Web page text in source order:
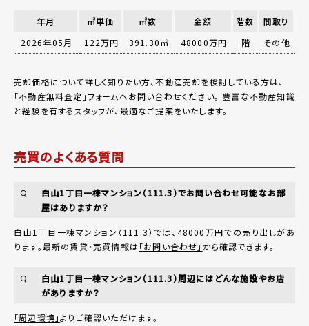
年月 ㎡単価 ㎡数 金額 階数
間取り
2026年05月
122万円 391.30㎡ 48000万円 階 その他
売却価格について詳しく知りたい方、不動産売却を検討している方は、
「不動産無料査定 」フォームへお問い合わせください。 豊富な不動産知識
と経験を有するスタッフが、最適なご提案をいたします。
売買のよくある質問
Q
白山1丁目一棟マンション（111.3）でお問い合わせ可能なお部
屋はありますか？
白山1丁目一棟マンション（111.3）では、48000万円での売り出しがあ
ります。最新の賃貸・売買情報は「お問い合わせ」 から確認できます。
Q
白山1丁目一棟マンション（111.3）周辺にはどんな施設やお店
がありますか？
「周辺環境」よりご確認いただけます。